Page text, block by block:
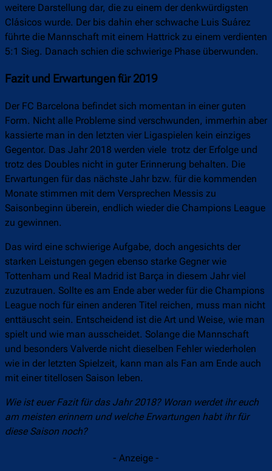
weitere Darstellung dar, die zu einem der denkwürdigsten
Clásicos wurde. Der bis dahin eher schwache Luis Suárez
führte die Mannschaft mit einem Hattrick zu einem verdienten
5:1 Sieg. Danach schien die schwierige Phase überwunden.
Fazit und Erwartungen für 2019
Der FC Barcelona befindet sich momentan in einer guten
Form. Nicht alle Probleme sind verschwunden, immerhin aber
kassierte man in den letzten vier Ligaspielen kein einziges
Gegentor. Das Jahr 2018 werden viele trotz der Erfolge und
trotz des Doubles nicht in guter Erinnerung behalten. Die
Erwartungen für das nächste Jahr bzw. für die kommenden
Monate stimmen mit dem Versprechen Messis zu
Saisonbeginn überein, endlich wieder die Champions League
zu gewinnen.
Das wird eine schwierige Aufgabe, doch angesichts der
starken Leistungen gegen ebenso starke Gegner wie
Tottenham und Real Madrid ist Barça in diesem Jahr viel
zuzutrauen. Sollte es am Ende aber weder für die Champions
League noch für einen anderen Titel reichen, muss man nicht
enttäuscht sein. Entscheidend ist die Art und Weise, wie man
spielt und wie man ausscheidet. Solange die Mannschaft
und besonders Valverde nicht dieselben Fehler wiederholen
wie in der letzten Spielzeit, kann man als Fan am Ende auch
mit einer titellosen Saison leben.
Wie ist euer Fazit für das Jahr 2018? Woran werdet ihr euch
am meisten erinnern und welche Erwartungen habt ihr für
diese Saison noch?
- Anzeige -